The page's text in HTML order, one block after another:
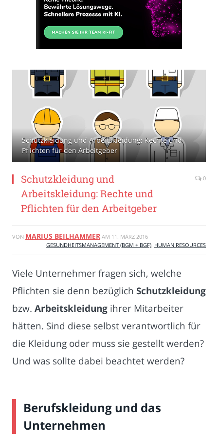
Schutzkleidung und Arbeitskleidung: Rechte und
Pflichten für den Arbeitgeber
Schutzkleidung und
Arbeitskleidung: Rechte und
Pflichten für den Arbeitgeber
0
VON MARIUS BEILHAMMER AM 11. MÄRZ 2016
GESUNDHEITSMANAGEMENT (BGM + BGF), HUMAN RESOURCES
Viele Unternehmer fragen sich, welche
Pflichten sie denn bezüglich Schutzkleidung
bzw. Arbeitskleidung ihrer Mitarbeiter
hätten. Sind diese selbst verantwortlich für
die Kleidung oder muss sie gestellt werden?
Und was sollte dabei beachtet werden?
Berufskleidung und das
Unternehmen